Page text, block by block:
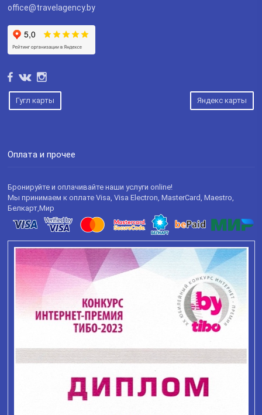
office@travelagency.by
Гугл карты Яндекс карты
Оплата и прочее
Бронируйте и оплачивайте наши услуги online!
Мы принимаем к оплате Visa, Visa Electron, MasterCard, Maestro,
Белкарт,Мир